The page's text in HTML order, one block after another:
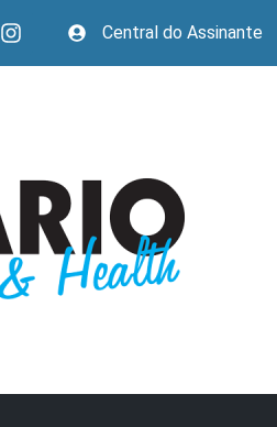
Central do Assinante